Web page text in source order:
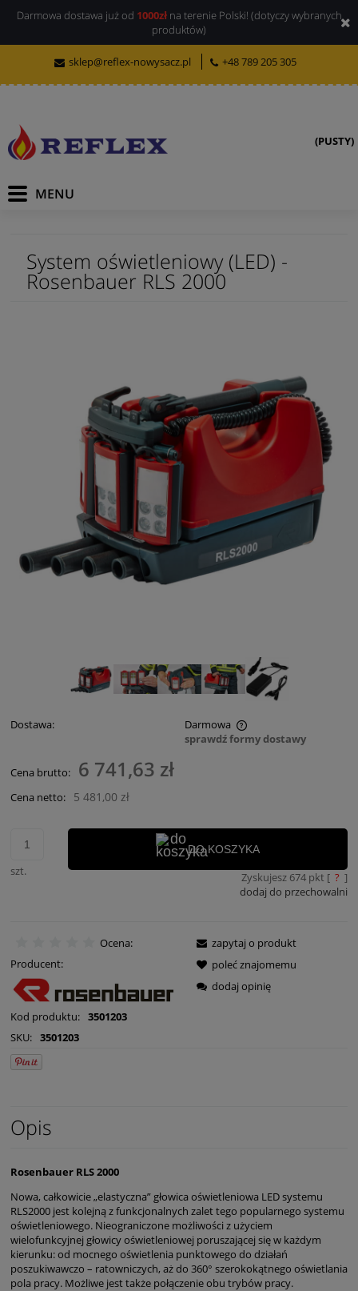
Darmowa dostawa już od 1000złna terenie Polski! (dotyczy wybranych
produktów)
sklep@reflex-nowysacz.pl +48 789 205 305
(PUSTY)
System oświetleniowy (LED) -
Rosenbauer RLS 2000
Dostawa:
Darmowa
Cena nie zawiera ewentualnych kosztów płatności
sprawdź formy dostawy
Cena brutto: 6 741,63 zł
Cena netto: 5 481,00 zł
szt.
DO KOSZYKA
Zyskujesz 674pkt [ ? ]
dodaj do przechowalni
Ocena:
Producent:
Kod produktu: 3501203
SKU: 3501203
zapytaj o produkt
poleć znajomemu
dodaj opinię
Opis
Rosenbauer RLS 2000
Nowa, całkowicie „elastyczna” głowica oświetleniowa LED systemu
RLS2000 jest kolejną z funkcjonalnych zalet tego popularnego systemu
oświetleniowego. Nieograniczone możliwości z użyciem
wielofunkcyjnej głowicy oświetleniowej poruszającej się w każdym
kierunku: od mocnego oświetlenia punktowego do działań
poszukiwawczo – ratowniczych, aż do 360° szerokokątnego oświetlania
pola pracy. Możliwe jest także połączenie obu trybów pracy.